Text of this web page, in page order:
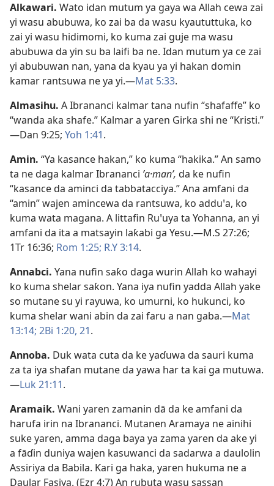
Alkawari. Wato idan mutum ya gaya wa Allah cewa zai
yi wasu abubuwa, ko zai ba da wasu kyaututtuka, ko
zai yi wasu hidimomi, ko kuma zai guje ma wasu
abubuwa da yin su ba laifi ba ne. Idan mutum ya ce zai
yi abubuwan nan, yana da kyau ya yi hakan domin
kamar rantsuwa ne ya yi.​—Mat 5:33.
Almasihu. A Ibrananci kalmar tana nufin “shafaffe” ko
“wanda aka shafe.” Kalmar a yaren Girka shi ne “Kristi.”​
—Dan 9:25; Yoh 1:41.
Amin. “Ya kasance hakan,” ko kuma “hakika.” An samo
ta ne daga kalmar Ibrananci ʼa·manʹ, da ke nufin
“kasance da aminci da tabbatacciya.” Ana amfani da
“amin” wajen amincewa da rantsuwa, ko adduꞌa, ko
kuma wata magana. A littafin Ruꞌuya ta Yohanna, an yi
amfani da ita a matsayin laƙabi ga Yesu.​—M.S 27:26;
1Tr 16:36; Rom 1:25; R.Y 3:14.
Annabci. Yana nufin saƙo daga wurin Allah ko wahayi
ko kuma shelar saƙon. Yana iya nufin yadda Allah yake
so mutane su yi rayuwa, ko umurni, ko hukunci, ko
kuma shelar wani abin da zai faru a nan gaba.​—Mat
13:14; 2Bi 1:20, 21.
Annoba. Duk wata cuta da ke yaɗuwa da sauri kuma
za ta iya shafan mutane da yawa har ta kai ga mutuwa.​
—Luk 21:11.
Aramaik. Wani yaren zamanin dā da ke amfani da
harufa irin na Ibrananci. Mutanen Aramaya ne ainihi
suke yaren, amma daga baya ya zama yaren da ake yi
a fāɗin duniya wajen kasuwanci da sadarwa a daulolin
Assiriya da Babila. Ƙari ga haka, yaren hukuma ne a
Daular Fasiya. (Ezr 4:7) An rubuta wasu sassan